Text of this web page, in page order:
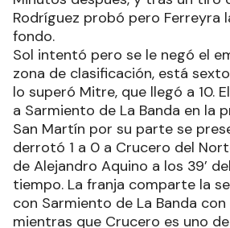
Rodríguez probó pero Ferreyra
fondo.
Sol intentó pero se le negó el
zona de clasificación, está
lo superó Mitre, que llegó a 10.
a Sarmiento de La Banda en la
San Martín por su parte se
derrotó 1 a 0 a Crucero del
de Alejandro Aquino a los 39’
tiempo. La franja comparte la
con Sarmiento de La Banda con
mientras que Crucero es uno